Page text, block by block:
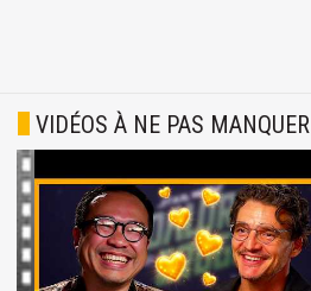
VIDÉOS À NE PAS MANQUER